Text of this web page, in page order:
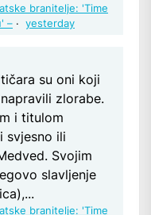
branitelje: 'Time
– · yesterday
su oni koji
zlorabe.
i titulom
svjesno ili
Svojim
slavljenje
branitelje: 'Time